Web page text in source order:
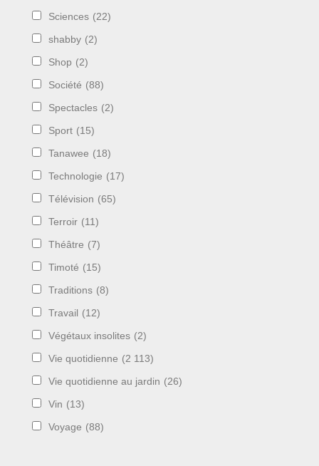
Sciences (22)
shabby (2)
Shop (2)
Société (88)
Spectacles (2)
Sport (15)
Tanawee (18)
Technologie (17)
Télévision (65)
Terroir (11)
Théâtre (7)
Timoté (15)
Traditions (8)
Travail (12)
Végétaux insolites (2)
Vie quotidienne (2 113)
Vie quotidienne au jardin (26)
Vin (13)
Voyage (88)